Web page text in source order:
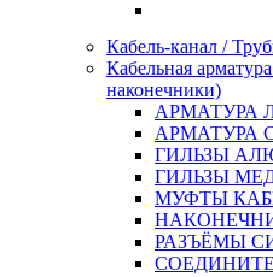
Кабель-канал /
Кабельная
наконечники)
АРМАТУРА
АРМАТУРА
ГИЛЬЗЫ
ГИЛЬЗЫ
МУФТЫ
РАЗЪЁМЫ